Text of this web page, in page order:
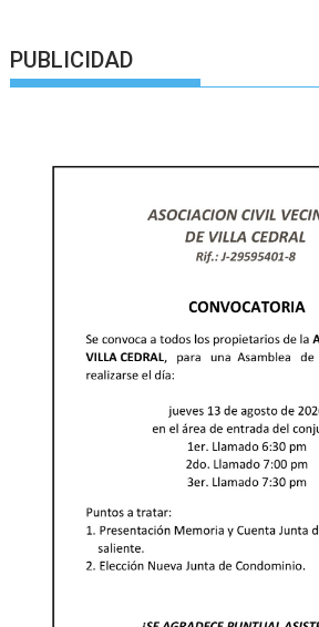
PUBLICIDAD